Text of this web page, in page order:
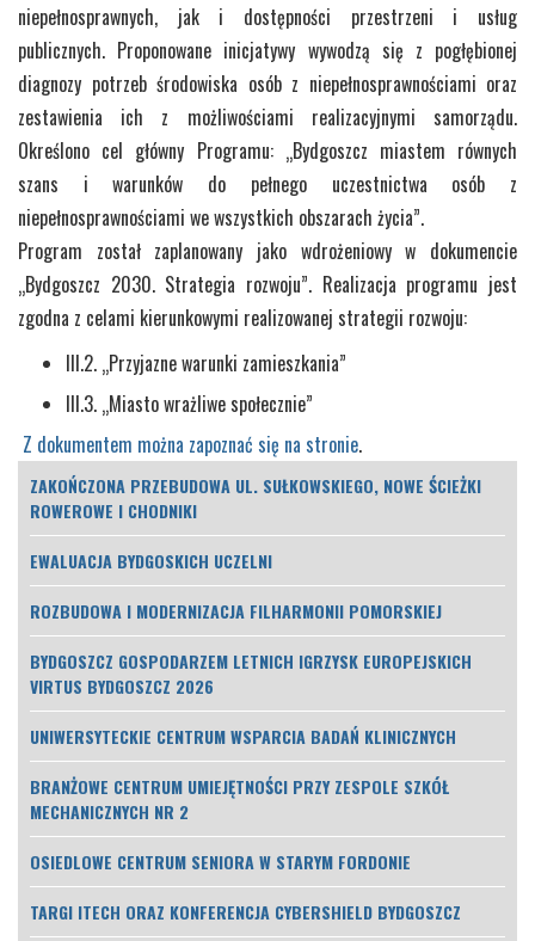
niepełnosprawnych, jak i dostępności przestrzeni i usług
publicznych. Proponowane inicjatywy wywodzą się z pogłębionej
diagnozy potrzeb środowiska osób z niepełnosprawnościami oraz
zestawienia ich z możliwościami realizacyjnymi samorządu.
Określono cel główny Programu: „Bydgoszcz miastem równych
szans i warunków do pełnego uczestnictwa osób z
niepełnosprawnościami we wszystkich obszarach życia”.
Program został zaplanowany jako wdrożeniowy w dokumencie
„Bydgoszcz 2030. Strategia rozwoju”. Realizacja programu jest
zgodna z celami kierunkowymi realizowanej strategii rozwoju:
III.2. „Przyjazne warunki zamieszkania”
III.3. „Miasto wrażliwe społecznie”
Z dokumentem można zapoznać się na stronie.
ZAKOŃCZONA PRZEBUDOWA UL. SUŁKOWSKIEGO, NOWE ŚCIEŻKI
ROWEROWE I CHODNIKI
EWALUACJA BYDGOSKICH UCZELNI
ROZBUDOWA I MODERNIZACJA FILHARMONII POMORSKIEJ
BYDGOSZCZ GOSPODARZEM LETNICH IGRZYSK EUROPEJSKICH
VIRTUS BYDGOSZCZ 2026
UNIWERSYTECKIE CENTRUM WSPARCIA BADAŃ KLINICZNYCH
BRANŻOWE CENTRUM UMIEJĘTNOŚCI PRZY ZESPOLE SZKÓŁ
MECHANICZNYCH NR 2
OSIEDLOWE CENTRUM SENIORA W STARYM FORDONIE
TARGI ITECH ORAZ KONFERENCJA CYBERSHIELD BYDGOSZCZ